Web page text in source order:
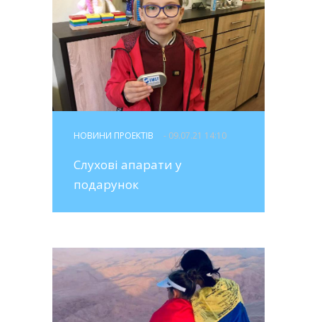
НОВИНИ ПРОЕКТІВ - 09.07.21 14:10
Слухові апарати у
подарунок